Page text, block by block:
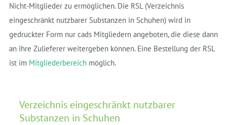
Nicht-Mitglieder zu ermöglichen. Die RSL (Verzeichnis
eingeschränkt nutzbarer Substanzen in Schuhen) wird in
gedruckter Form nur cads Mitgliedern angeboten, die diese dann
an ihre Zulieferer weitergeben können. Eine Bestellung der RSL
ist im Mitgliederbereichmöglich.
Verzeichnis eingeschränkt nutzbarer
Substanzen in Schuhen